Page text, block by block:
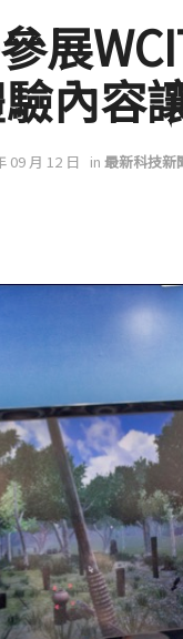
展
內容
09 月 12 日 in 最新科技新